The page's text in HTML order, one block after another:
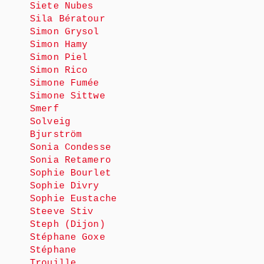
Siete Nubes
Sila Bératour
Simon Grysol
Simon Hamy
Simon Piel
Simon Rico
Simone Fumée
Simone Sittwe
Smerf
Solveig
Bjurström
Sonia Condesse
Sonia Retamero
Sophie Bourlet
Sophie Divry
Sophie Eustache
Steeve Stiv
Steph (Dijon)
Stéphane Goxe
Stéphane